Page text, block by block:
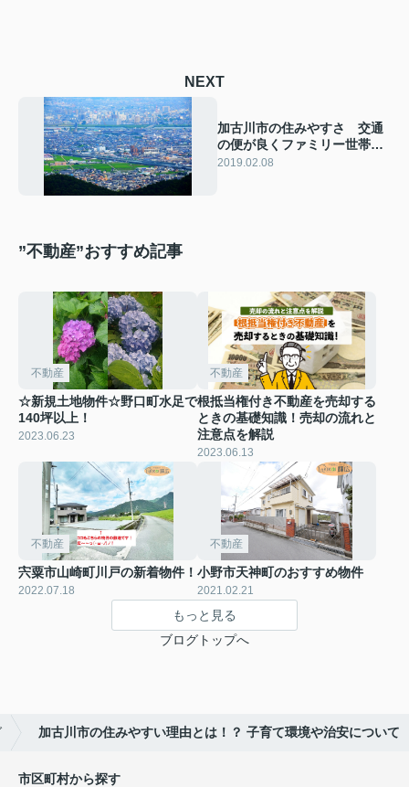
NEXT
加古川市の住みやすさ 交通
の便が良くファミリー世帯に
おすすめ！
2019.02.08
”不動産”おすすめ記事
不動産
☆新規土地物件☆野口町水足で
140坪以上！
2023.06.23
不動産
根抵当権付き不動産を売却する
ときの基礎知識！売却の流れと
注意点を解説
2023.06.13
不動産
宍粟市山崎町川戸の新着物件！
2022.07.18
不動産
小野市天神町のおすすめ物件
2021.02.21
もっと見る
ブログトップへ
加古川市の住みやすい理由とは！？ 子育て環境や治安について
市区町村から探す